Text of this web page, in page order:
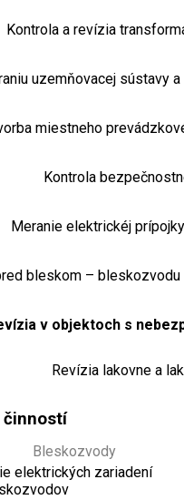
Kontrola a revízia
uzemňovacej sústavy
miestneho
Kontrola
Meranie elektrickéj
bleskom –
v objektoch s
Revízia lakovne a
činností
Bleskozvody
elektrických zariadení